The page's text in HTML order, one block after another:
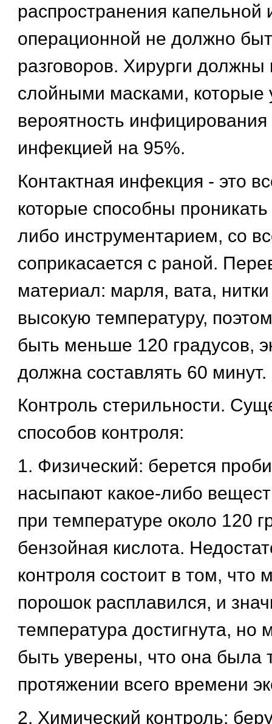
распространения капельной
операционной не должно
разговоров. Хирурги должны
слойными масками,
вероятность инфицирования
инфекцией на 95%.
Контактная инфекция - это
которые способны
либо инструментарием, со
соприкасается с раной.
материал: марля, вата,
высокую температуру,
быть меньше 120 градусов,
должна составлять 60 минут.
Контроль стерильности.
способов контроля:
1. Физический: берется
насыпают какое-либо
при температуре около 120
бензойная кислота.
контроля состоит в том, что
порошок расплавился, и
температура достигнута,
быть уверены, что она была
протяжении всего времени
2. Химический контроль: